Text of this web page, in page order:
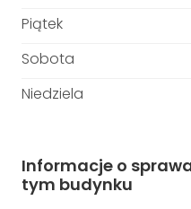
Piątek
Sobota
Niedziela
Informacje o
tym budynku